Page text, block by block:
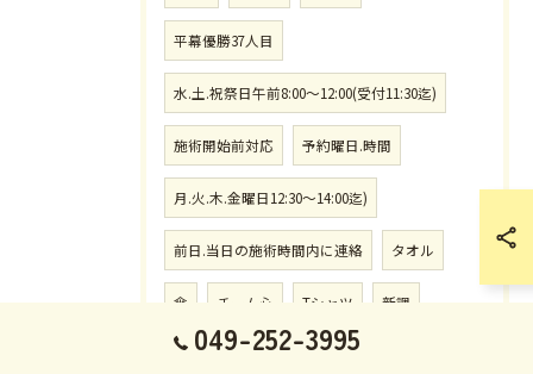
平幕優勝37人目
水.土.祝祭日午前8:00〜12:00(受付11:30迄)
施術開始前対応 予約曜日.時間
月.火.木.金曜日12:30〜14:00迄)
前日.当日の施術時間内に連絡 タオル
傘 チーム心 Tシャツ 新調
アイビスSD 札幌 クイーンS
049-252-3995